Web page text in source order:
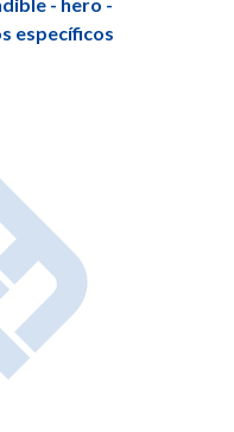
- hero -
específicos